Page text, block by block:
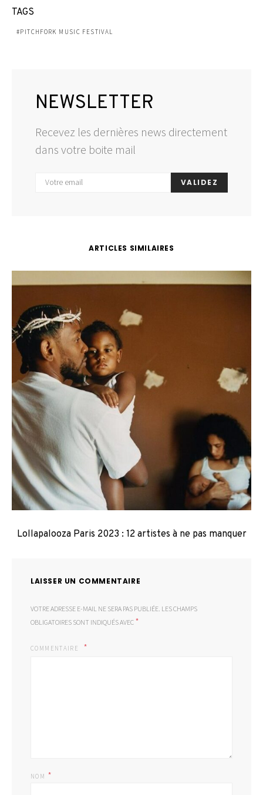
TAGS
PITCHFORK MUSIC FESTIVAL
NEWSLETTER
Recevez les dernières news directement
dans votre boite mail
VALIDEZ
ARTICLES SIMILAIRES
Lollapalooza Paris 2023 : 12 artistes à ne pas manquer
LAISSER UN COMMENTAIRE
VOTRE ADRESSE E-MAIL NE SERA PAS PUBLIÉE. LES CHAMPS
OBLIGATOIRES SONT INDIQUÉS AVEC *
COMMENTAIRE
NOM *